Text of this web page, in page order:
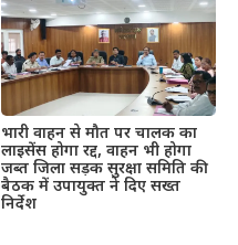
भारी वाहन से मौत पर चालक का
लाइसेंस होगा रद्द, वाहन भी होगा
जब्त जिला सड़क सुरक्षा समिति की
बैठक में उपायुक्त ने दिए सख्त
निर्देश